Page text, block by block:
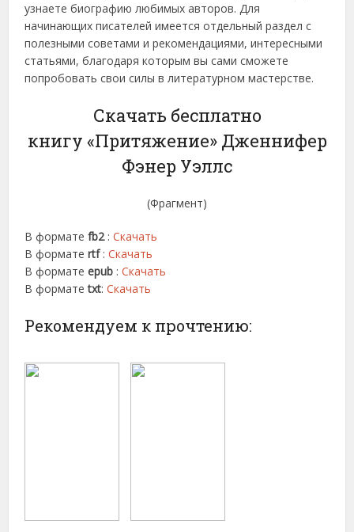
узнаете биографию любимых авторов. Для
начинающих писателей имеется отдельный раздел с
полезными советами и рекомендациями, интересными
статьями, благодаря которым вы сами сможете
попробовать свои силы в литературном мастерстве.
Скачать бесплатно
книгу «Притяжение» Дженнифер
Фэнер Уэллс
(Фрагмент)
В форматеfb2:Скачать
В форматеrtf :Скачать
В форматеepub :Скачать
В форматеtxt:Скачать
Рекомендуем к прочтению: